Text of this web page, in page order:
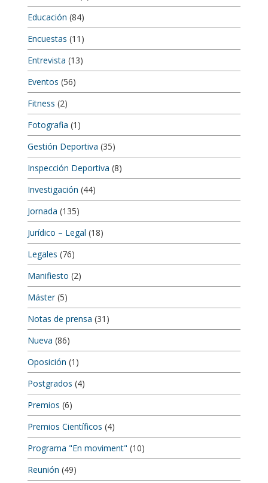
Educación (84)
Encuestas (11)
Entrevista (13)
Eventos (56)
Fitness (2)
Fotografia (1)
Gestión Deportiva (35)
Inspección Deportiva (8)
Investigación (44)
Jornada (135)
Jurídico – Legal (18)
Legales (76)
Manifiesto (2)
Máster(5)
Notas de prensa (31)
Nueva (86)
Oposición (1)
Postgrados (4)
Premios (6)
Premios Científicos (4)
Programa "En moviment" (10)
Reunión (49)